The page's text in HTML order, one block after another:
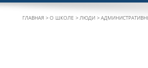
ГЛАВНАЯ О ШКОЛЕ ЛЮДИ